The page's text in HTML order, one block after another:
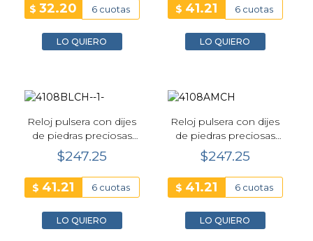
$32.20 6 cuotas
LO QUIERO
$ 41.21 6 cuotas
LO QUIERO
Reloj pulsera con dijes
de piedras preciosas
para mujer Anne Klein -
4108BLCH
$247.25
$ 41.21 6 cuotas
LO QUIERO
Reloj pulsera con dijes
de piedras preciosas
para mujer Anne Klein -
4108AMCH
$247.25
$ 41.21 6 cuotas
LO QUIERO